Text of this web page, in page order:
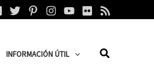
INFORMACIÓN ÚTIL